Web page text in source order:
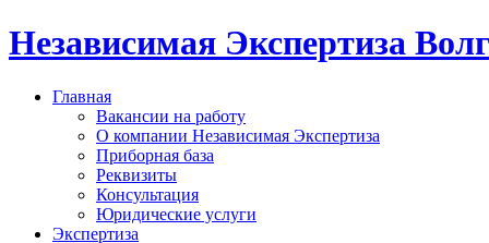
Независимая Экспертиза
Главная
Вакансии на работу
О компании Независимая Экспертиза
Приборная база
Реквизиты
Консультация
Юридические услуги
Экспертиза